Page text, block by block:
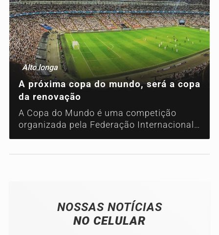
Alto longa
A próxima copa do mundo, será a copa
da renovação
A Copa do Mundo é uma competição
organizada pela Federação Internacional
de Futebol e surgiu em 1930.
NOSSAS NOTÍCIAS
NO CELULAR